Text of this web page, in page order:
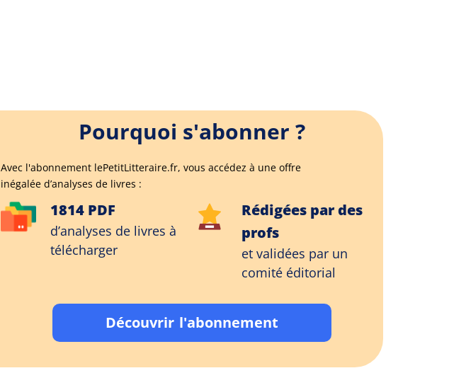
Pourquoi s'abonner ?
Avec l'abonnement lePetitLitteraire.fr, vous accédez à une offre
inégalée d’analyses de livres :
1814 PDF
d’analyses de livres à
télécharger
Rédigées par des
profs
et validées par un
comité éditorial
Découvrir l'abonnement